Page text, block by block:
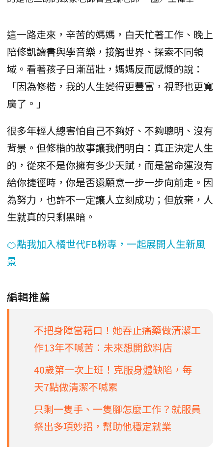
這一路走來，辛苦的媽媽，白天忙著工作、晚上
陪修凱讀書與學音樂，接觸世界、探索不同領
域。看著孩子日漸茁壯，媽媽反而感慨的說：
「因為修楷，我的人生變得更豐富，視野也更寬
廣了。」
很多年輕人總害怕自己不夠好、不夠聰明、沒有
背景。但修楷的故事讓我們明白：真正決定人生
的，從來不是你擁有多少天賦，而是當命運沒有
給你捷徑時，你是否還願意一步一步向前走。因
為努力，也許不一定讓人立刻成功；但放棄，人
生就真的只剩黑暗。
🍊點我加入橘世代FB粉專，一起展開人生新風
景
編輯推薦
不把身障當藉口！她吞止痛藥做清潔工
作13年不喊苦：未來想開飲料店
40歲第一次上班！克服身體缺陷，每
天7點做清潔不喊累
只剩一隻手、一隻腳怎麼工作？就服員
祭出多項妙招，幫助他穩定就業